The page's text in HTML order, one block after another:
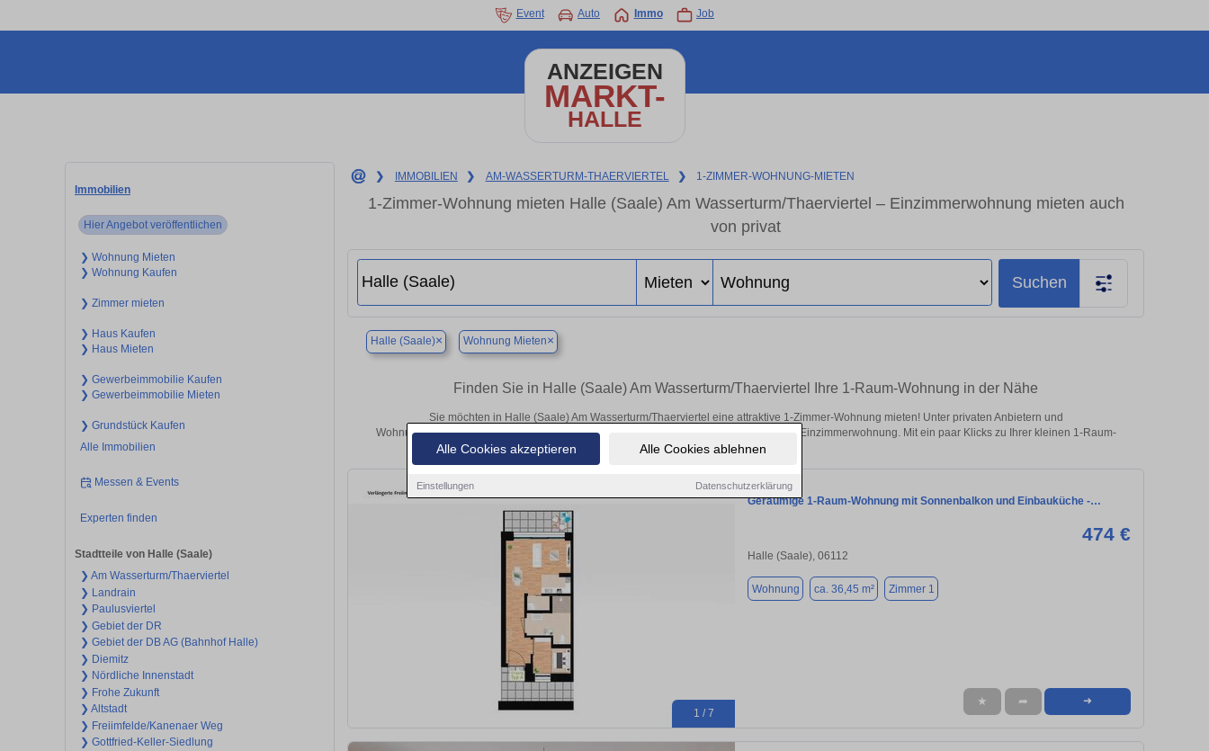
Alle Cookies akzeptieren Alle Cookies ablehnen
Einstellungen Datenschutzerklärung
Event Auto Immo Job
ANZEIGEN
MARKT-
HALLE
Immobilien
Hier Angebot veröffentlichen
❯ Wohnung Mieten
❯ Wohnung Kaufen
❯ Zimmer mieten
❯ Haus Kaufen
❯ Haus Mieten
❯ Gewerbeimmobilie Kaufen
❯ Gewerbeimmobilie Mieten
❯ Grundstück Kaufen
Alle Immobilien
Messen & Events
Experten finden
Stadtteile von Halle (Saale)
❯ Am Wasserturm/Thaerviertel
❯ Landrain
❯ Paulusviertel
❯ Gebiet der DR
❯ Gebiet der DB AG (Bahnhof Halle)
❯ Diemitz
❯ Nördliche Innenstadt
❯ Frohe Zukunft
❯ Altstadt
❯ Freiimfelde/Kanenaer Weg
❯ Gottfried-Keller-Siedlung
❯ IMMOBILIEN ❯ AM-WASSERTURM-THAERVIERTEL ❯ 1-ZIMMER-WOHNUNG-MIETEN
1-Zimmer-Wohnung mieten Halle (Saale) Am Wasserturm/Thaerviertel – Einzimmerwohnung mieten auch
von privat
Suchen
Halle (Saale)× Wohnung Mieten×
Finden Sie in Halle (Saale) Am Wasserturm/Thaerviertel Ihre 1-Raum-Wohnung in der Nähe
Sie möchten in Halle (Saale) Am Wasserturm/Thaerviertel eine attraktive 1-Zimmer-Wohnung mieten! Unter privaten Anbietern und
Wohnungsunternehmen aus Halle (Saale) Am Wasserturm/Thaerviertel finden Sie Ihre Einzimmerwohnung. Mit ein paar Klicks zu Ihrer kleinen 1-Raum-
Wohnung in der Nähe.
1 / 7
Geräumige 1-Raum-Wohnung mit Sonnenbalkon und Einbauküche -…
474 €
Halle (Saale), 06112
Wohnung ca. 36,45 m² Zimmer 1
★ ➦ ➜